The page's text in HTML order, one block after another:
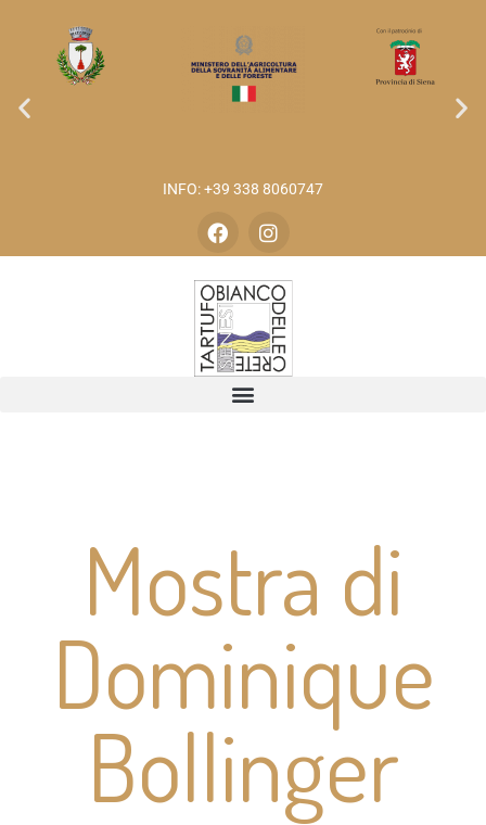
INFO: +39 338 8060747
Mostra di
Dominique
Bollinger